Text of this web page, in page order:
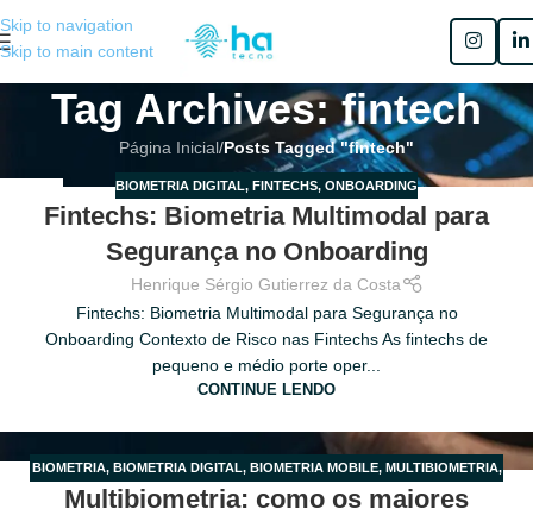
Skip to navigation
Skip to main content
Tag Archives: fintech
Página Inicial/Posts Tagged "fintech"
24
MAIO
BIOMETRIA DIGITAL, FINTECHS, ONBOARDING
Fintechs: Biometria Multimodal para
Segurança no Onboarding
Henrique Sérgio Gutierrez da Costa
Fintechs: Biometria Multimodal para Segurança no
Onboarding Contexto de Risco nas Fintechs As fintechs de
pequeno e médio porte oper...
CONTINUE LENDO
02
BIOMETRIA, BIOMETRIA DIGITAL, BIOMETRIA MOBILE, MULTIBIOMETRIA,
MULTIFATOR
Multibiometria: como os maiores